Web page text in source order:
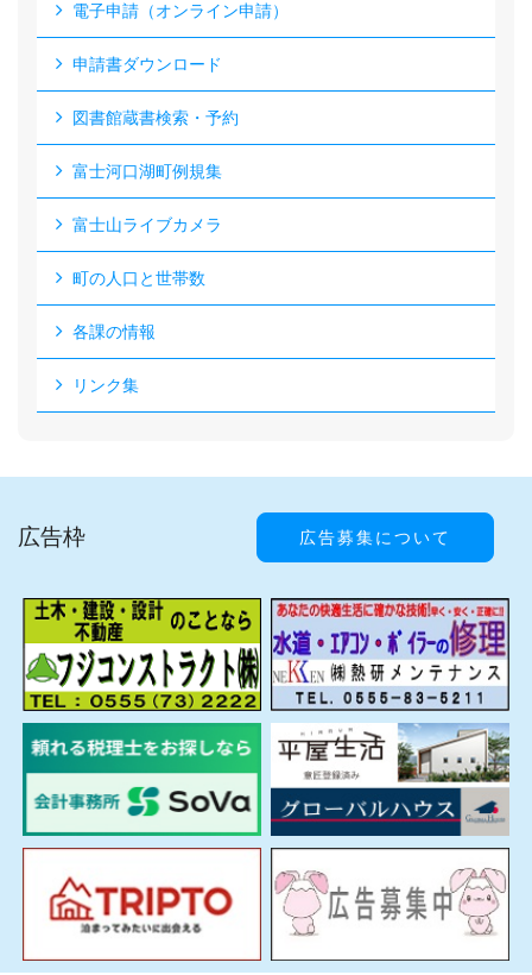
電子申請（オンライン申請）
申請書ダウンロード
図書館蔵書検索・予約
富士河口湖町例規集
富士山ライブカメラ
町の人口と世帯数
各課の情報
リンク集
広告枠 広告募集について